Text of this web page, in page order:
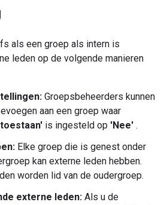
als een groep als intern is
leden op de volgende manieren
Groepsbeheerders kunnen
aan een groep waar
is ingesteld op 'Nee' .
Elke groep die is genest onder
kan externe leden hebben.
worden lid van de oudergroep.
externe leden: Als u de